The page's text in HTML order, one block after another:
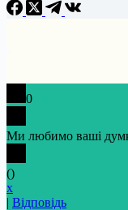
0
Ми любимо ваші
()
x
| Відповідь